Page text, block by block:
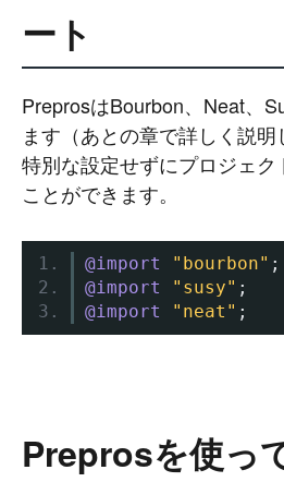
#JavaScript #SQL
S erv er S
# Apache
ート
PreprosはBourbon、Neat、
ます（あとの章で詳しく説明
特別な設定せずにプロジェ
ことができます。
@import "bourbon" ;
@import
"susy" ;
@import
"neat" ;
Preprosを使っ